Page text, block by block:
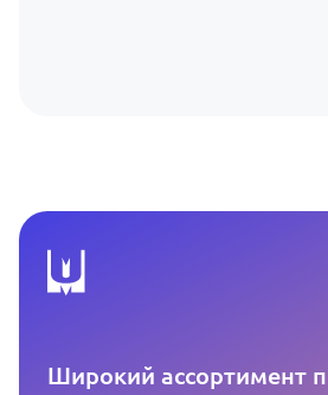
Широкий ассортимент